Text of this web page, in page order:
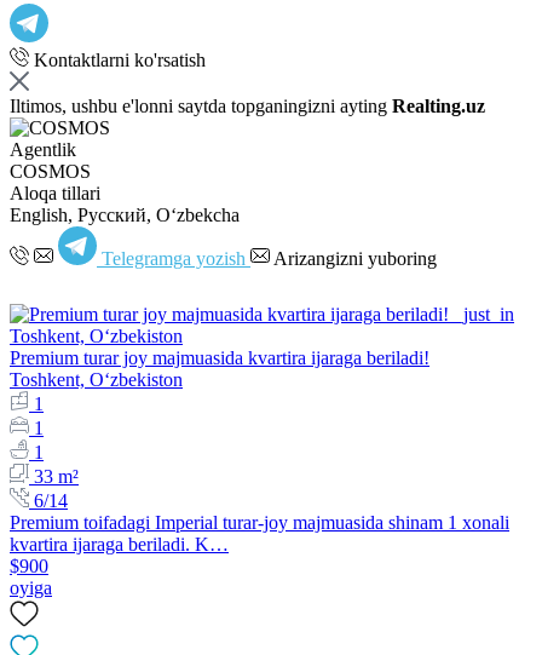
Kontaktlarni ko'rsatish
Iltimos, ushbu e'lonni saytda topganingizni ayting Realting.uz
Agentlik
COSMOS
Aloqa tillari
English, Русский, Oʻzbekcha
Telegramga yozish Arizangizni yuboring
Premium turar joy majmuasida kvartira ijaraga beriladi!
Toshkent, Oʻzbekiston
1
1
1
33 m²
6/14
Premium toifadagi Imperial turar-joy majmuasida shinam 1 xonali
kvartira ijaraga beriladi. K…
$900
oyiga